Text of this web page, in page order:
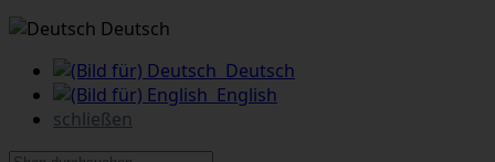
Deutsch
Deutsch
English
schließen